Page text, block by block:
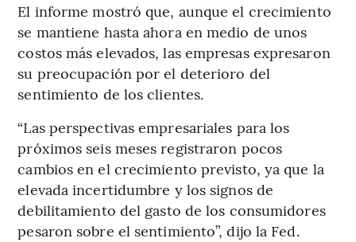
El informe mostró que, aunque el crecimiento
se mantiene hasta ahora en medio de unos
costos más elevados, las empresas expresaron
su preocupación por el deterioro del
sentimiento de los clientes.
“Las perspectivas empresariales para los
próximos seis meses registraron pocos
cambios en el crecimiento previsto, ya que la
elevada incertidumbre y los signos de
debilitamiento del gasto de los consumidores
pesaron sobre el sentimiento”, dijo la Fed.